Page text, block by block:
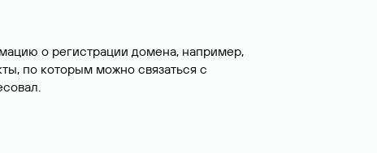
о регистрации домена, например,
по которым можно связаться с